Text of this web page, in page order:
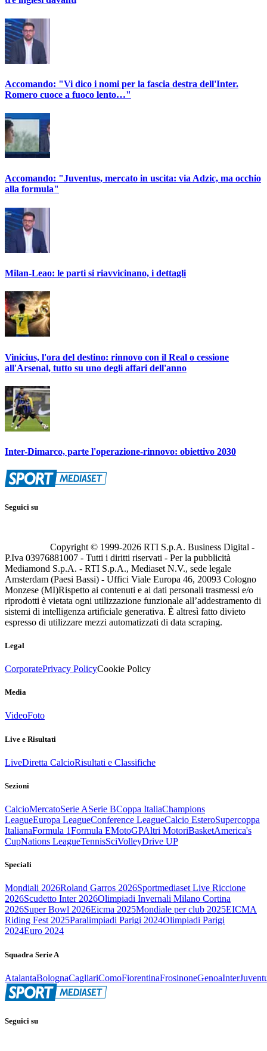
Accomando: "Vi dico i nomi per la fascia destra dell'Inter.
Romero cuoce a fuoco lento…"
Accomando: "Juventus, mercato in uscita: via Adzic, ma occhio
alla formula"
Milan-Leao: le parti si riavvicinano, i dettagli
Vinicius, l'ora del destino: rinnovo con il Real o cessione
all'Arsenal, tutto su uno degli affari dell'anno
Inter-Dimarco, parte l'operazione-rinnovo: obiettivo 2030
Seguici su
Copyright © 1999-2026 RTI S.p.A. Business Digital -
P.Iva 03976881007 - Tutti i diritti riservati - Per la pubblicità
Mediamond S.p.A. - RTI S.p.A., Mediaset N.V., sede legale
Amsterdam (Paesi Bassi) - Uffici Viale Europa 46, 20093 Cologno
Monzese (MI)Rispetto ai contenuti e ai dati personali trasmessi e/o
riprodotti è vietata ogni utilizzazione funzionale all’addestramento di
sistemi di intelligenza artificiale generativa. È altresì fatto divieto
espresso di utilizzare mezzi automatizzati di data scraping.
Legal
CorporatePrivacy PolicyCookie Policy
Media
VideoFoto
Live e Risultati
LiveDiretta CalcioRisultati e Classifiche
Sezioni
CalcioMercatoSerie ASerie BCoppa ItaliaChampions
LeagueEuropa LeagueConference LeagueCalcio EsteroSupercoppa
ItalianaFormula 1Formula EMotoGPAltri MotoriBasketAmerica's
CupNations LeagueTennisSciVolleyDrive UP
Speciali
Mondiali 2026Roland Garros 2026Sportmediaset Live Riccione
2026Scudetto Inter 2026Olimpiadi Invernali Milano Cortina
2026Super Bowl 2026Eicma 2025Mondiale per club 2025EICMA
Riding Fest 2025Paralimpiadi Parigi 2024Olimpiadi Parigi
2024Euro 2024
Squadra Serie A
AtalantaBolognaCagliariComoFiorentinaFrosinoneGenoaInter
Seguici su